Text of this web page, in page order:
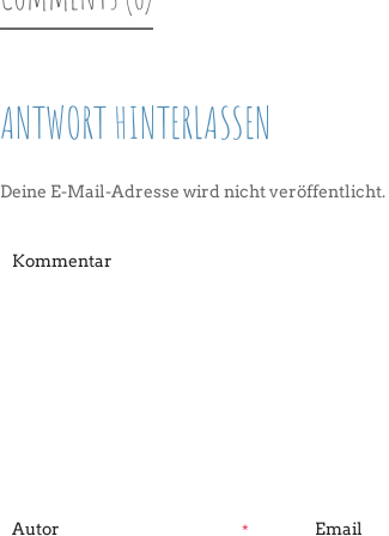
ANTWORT HINTERLASSEN
Deine E-Mail-Adresse wird nicht veröffentlicht.
*